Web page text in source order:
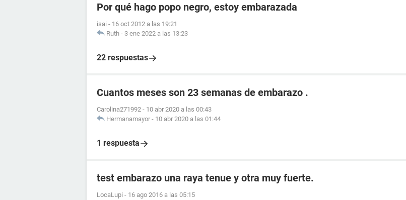
Por qué hago popo negro, estoy embarazada
isai - 16 oct 2012 a las 19:21
Ruth - 3 ene 2022 a las 13:23
22 respuestas
Cuantos meses son 23 semanas de embarazo .
Carolina271992 - 10 abr 2020 a las 00:43
Hermanamayor - 10 abr 2020 a las 01:44
1 respuesta
test embarazo una raya tenue y otra muy fuerte.
LocaLupi - 16 ago 2016 a las 05:15